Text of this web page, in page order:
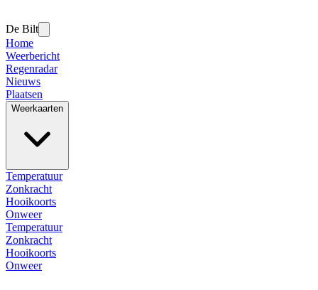
De Bilt
Home
Weerbericht
Regenradar
Nieuws
Plaatsen
Weerkaarten
Temperatuur
Zonkracht
Hooikoorts
Onweer
Temperatuur
Zonkracht
Hooikoorts
Onweer